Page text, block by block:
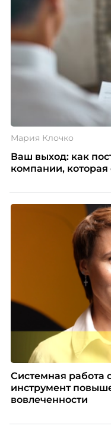
Мария Клочко
Ваш выход: как
компании,
Системная работа
инструмент
вовлеченности